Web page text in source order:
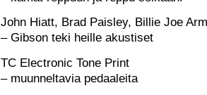
John Hiatt, Brad Paisley, Billie Joe
– Gibson teki heille akustiset
TC Electronic Tone Print
– muunneltavia pedaaleita